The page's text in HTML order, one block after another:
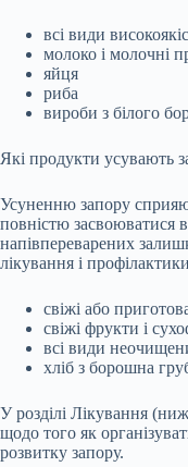
всі види
молоко і молочні
яйця
риба
вироби з білого
Які продукти усувають
Усуненню запору
повністю засвоюватися
напівпереварених
лікування і
свіжі або
свіжі фрукти і
всі види
хліб з борошна
У розділі Лікування
щодо того як
розвитку запору.